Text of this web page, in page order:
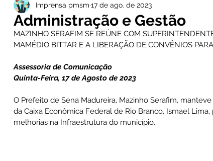
e Obras Cultura Esporte e Lazer
e Zeladoria Convênios e Parcerias Feriados
e Governo Assistência Social
Administração e Gestão
Imprensa pmsm 17 de ago. de 2023
MAZINHO SERAFIM SE REÚNE COM
MAMÉDIO BITTAR E A LIBERAÇÃO DE CONVÊNIOS
Assessoria de Comunicação
Quinta-Feira, 17 de Agosto de 2023
O Prefeito de Sena Madureira, Mazinho Serafim,
da Caixa Econômica Federal de Rio Branco, Ismael
melhorias na Infraestrutura do município.